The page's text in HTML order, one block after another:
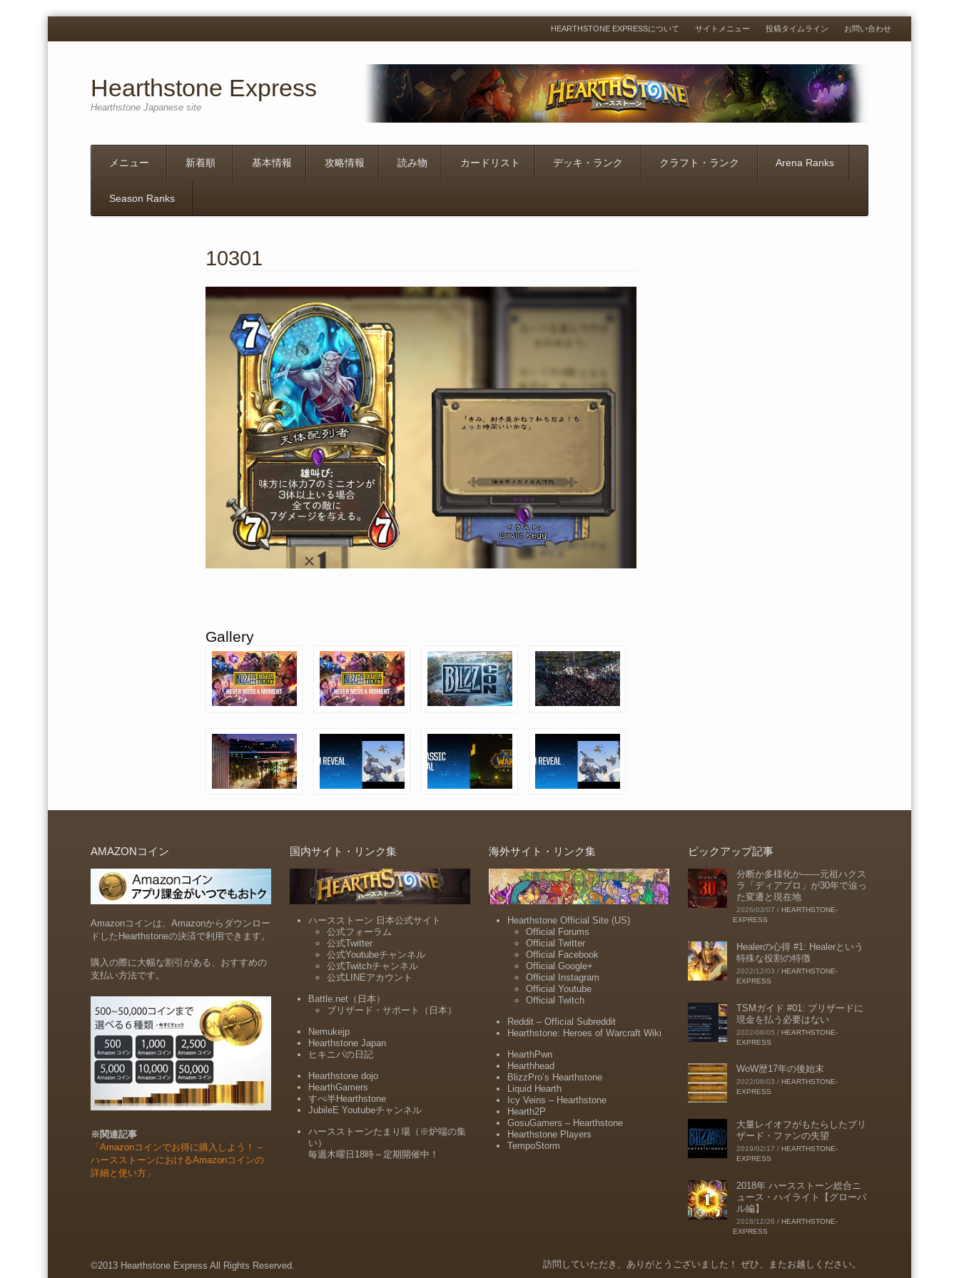
Menu
Skip
to
HEARTHSTONE EXPRESSについて サイトメニュー 投稿タイムライン お問い合わせ
Hearthstone Express
Hearthstone Japanese site
メニュー 新着順 基本情報 攻略情報 読み物 カードリスト デッキ・ランク クラフト・ランク Arena Ranks
Season Ranks
10301
Gallery
AMAZONコイン
Amazonコインは、Amazonからダウンロー
ドしたHearthstoneの決済で利用できます。
購入の際に大幅な割引がある、おすすめの
支払い方法です。
※関連記事
「Amazonコインでお得に購入しよう！ –
ハースストーンにおけるAmazonコインの
詳細と使い方」
国内サイト・リンク集
ハースストーン 日本公式サイト
公式フォーラム
公式Twitter
公式Youtubeチャンネル
公式Twitchチャンネル
公式LINEアカウント
Battle.net（日本）
ブリザード・サポート（日本）
Nemukejp
Hearthstone Japan
ヒキニパの日記
Hearthstone dojo
HearthGamers
すべ半Hearthstone
JubileE Youtubeチャンネル
ハースストーンたまり場（※炉端の集
い）
毎週木曜日18時～定期開催中！
海外サイト・リンク集
Hearthstone Official Site (US)
Official Forums
Official Twitter
Official Facebook
Official Google+
Official Instagram
Official Youtube
Official Twitch
Reddit – Official Subreddit
Hearthstone: Heroes of Warcraft Wiki
HearthPwn
Hearthhead
BlizzPro’s Hearthstone
Liquid Hearth
Icy Veins – Hearthstone
Hearth2P
GosuGamers – Hearthstone
Hearthstone Players
TempoStorm
ピックアップ記事
分断か多様化か――元祖ハクス
ラ「ディアブロ」が30年で辿っ
た変遷と現在地
2026/03/07 / HEARTHSTONE-
EXPRESS
Healerの心得 #1: Healerという
特殊な役割の特徴
2022/12/03 / HEARTHSTONE-
EXPRESS
TSMガイド #01: ブリザードに
現金を払う必要はない
2022/08/05 / HEARTHSTONE-
EXPRESS
WoW歴17年の後始末
2022/08/03 / HEARTHSTONE-
EXPRESS
大量レイオフがもたらしたブリ
ザード・ファンの失望
2019/02/17 / HEARTHSTONE-
EXPRESS
2018年 ハースストーン総合ニ
ュース・ハイライト【グローバ
ル編】
2018/12/26 / HEARTHSTONE-
EXPRESS
©2013 Hearthstone Express All Rights Reserved. Menu
訪問していただき、ありがとうございました！ ぜひ、またお越しください。